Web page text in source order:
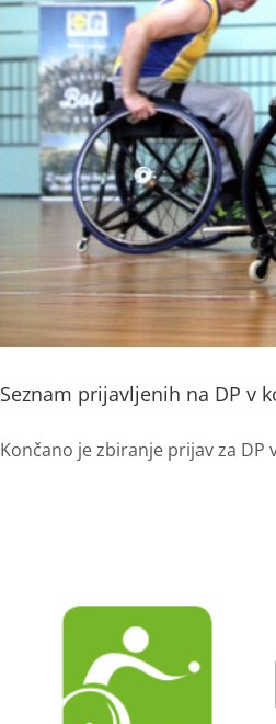
Seznam prijavljenih na DP v
Končano je zbiranje prijav za DP